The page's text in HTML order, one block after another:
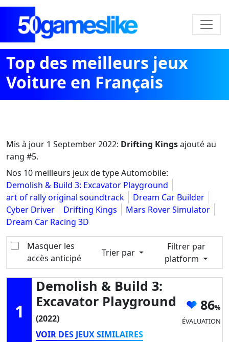
Top des meilleurs jeux
Voiture en Français
Mis à jour 1 September 2022: Drifting Kingsajouté au
rang #5.
Nos 10 meilleurs jeux de type Automobile:
Demolish & Build 3: Excavator Playground
art of rally original soundtrack
Dream Car Builder
Cyber Driver
Drifting Kings
Mars Rover Simulator
Dream Car Racing 3D
Masquer les
accès anticipé
Trier par
Filtrer par
platform
1
Demolish & Build 3:
Excavator Playground
(2022)
VOIR DES JEUX SIMILAIRES
86
ÉVALUATION